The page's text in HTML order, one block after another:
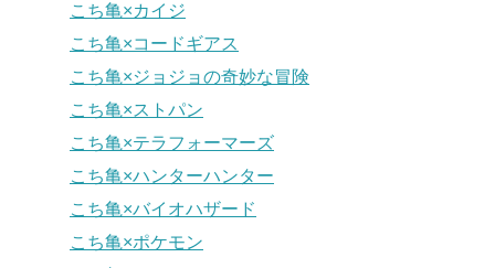
こち亀×カイジ
こち亀×コードギアス
こち亀×ジョジョの奇妙な冒険
こち亀×ストパン
こち亀×テラフォーマーズ
こち亀×ハンターハンター
こち亀×バイオハザード
こち亀×ポケモン